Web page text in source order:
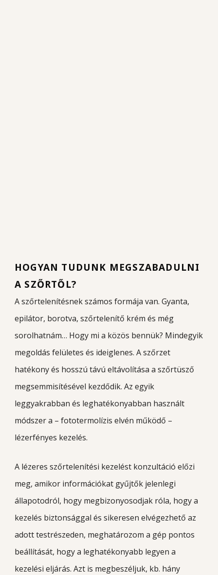
HOGYAN TUDUNK MEGSZABADULNI
A SZŐRTŐL?
A szőrtelenítésnek számos formája van. Gyanta,
epilátor, borotva, szőrtelenítő krém és még
sorolhatnám… Hogy mi a közös bennük? Mindegyik
megoldás felületes és ideiglenes. A szőrzet
hatékony és hosszú távú eltávolítása a szőrtüsző
megsemmisítésével kezdődik. Az egyik
leggyakrabban és leghatékonyabban használt
módszer a – fototermolízis elvén működő –
lézerfényes kezelés.
A lézeres szőrtelenítési kezelést konzultáció előzi
meg, amikor információkat gyűjtők jelenlegi
állapotodról, hogy megbizonyosodjak róla, hogy a
kezelés biztonsággal és sikeresen elvégezhető az
adott testrészeden, meghatározom a gép pontos
beállítását, hogy a leghatékonyabb legyen a
kezelési eljárás. Azt is megbeszéljuk, kb. hány